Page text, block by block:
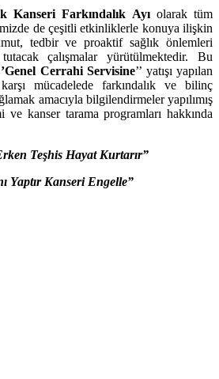
Kanseri Farkındalık Ayıolarak tüm
de çeşitli etkinliklerle konuya ilişkin
tedbir ve proaktif sağlık önlemleri
çalışmalar yürütülmektedir. Bu
’Genel Cerrahi Servisine’’ yatışı yapılan
mücadelede farkındalık ve bilinç
amacıyla bilgilendirmeler yapılımış
kanser tarama programları hakkında
Teşhis Hayat Kurtarır”
Yaptır Kanseri Engelle”